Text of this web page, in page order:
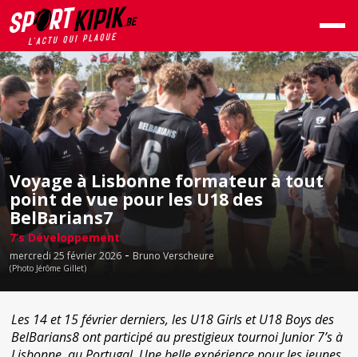
Voyage à Lisbonne formateur à tout
point de vue pour les U18 des
BelBarians7
7’s Développement
mercredi 25 février 2026 - Bruno Verscheure
(Photo Jérôme Gillet)
Les 14 et 15 février derniers, les U18 Girls et U18 Boys des
BelBarians8 ont participé au prestigieux tournoi Junior 7’s à